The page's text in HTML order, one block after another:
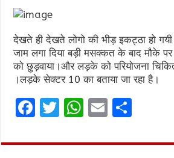
देखते ही देखते लोगो की भीड़ इकट्ठा हो
जाम लगा दिया बड़ी मसक्कत के बाद मौके
को छुड़वाया।और लड़के को परियोजना
।लड़के सेक्टर 10 का बताया जा रहा है।
F
ce
T
it
W
at
E
ai ar